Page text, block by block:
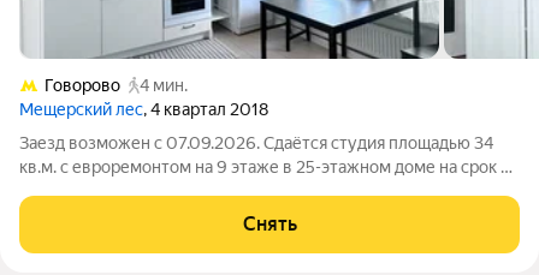
Говорово
4 мин.
Мещерский лес, 4 квартал 2018
Заезд возможен с 07.09.2026. Сдаётся студия площадью 34
кв.м. с евроремонтом на 9 этаже в 25-этажном доме на срок от
Дом - монолитный,
Снять